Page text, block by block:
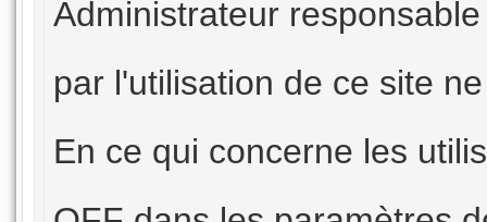
Administrateur
par l'utilisation de ce site
En ce qui concerne les